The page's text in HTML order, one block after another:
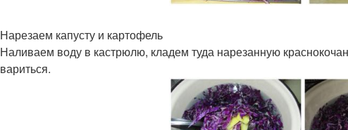
Нарезаем капусту и картофель
Наливаем воду в кастрюлю, кладем туда нарезанную
вариться.